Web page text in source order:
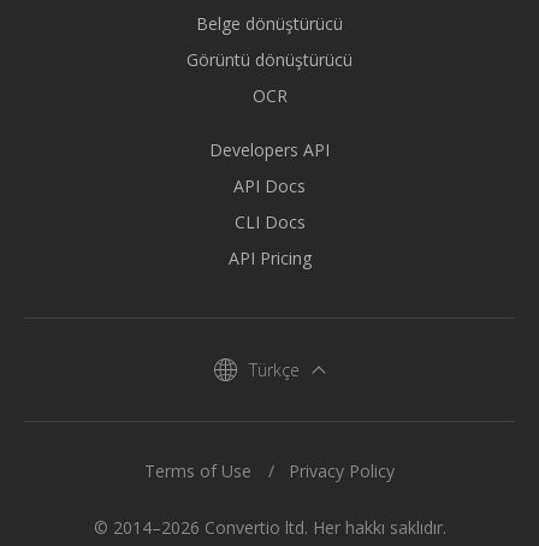
Belge dönüştürücü
Görüntü dönüştürücü
OCR
Developers API
API Docs
CLI Docs
API Pricing
Türkçe
© 2014–2026 Convertio ltd. Her hakkı saklıdır.
Terms of Use Privacy Policy